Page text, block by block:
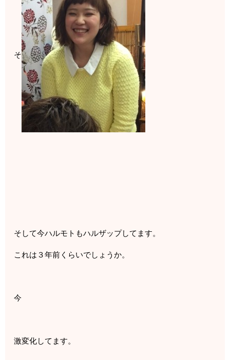
そ
そして今ハルモトもハルザップしてます。
これは３年前くらいでしょうか。
今
激変化してます。